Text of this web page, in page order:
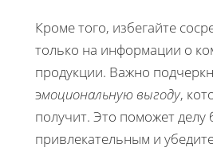
Кроме того, избегайте
только на информации о
продукции. Важно
эмоциональную выгоду,
получит. Это поможет делу
привлекательным и